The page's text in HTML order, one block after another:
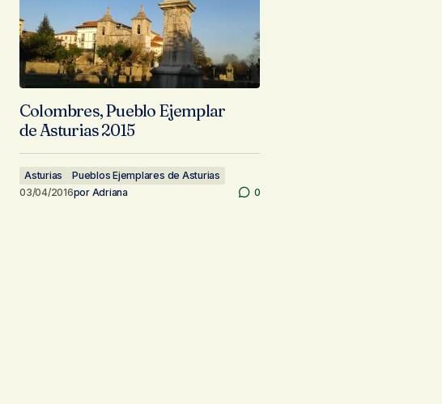
Colombres, Pueblo Ejemplar
de Asturias 2015
Asturias
Pueblos Ejemplares de Asturias
03/04/2016por Adriana 0